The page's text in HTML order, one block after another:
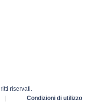
riservati.
| Condizioni di utilizzo